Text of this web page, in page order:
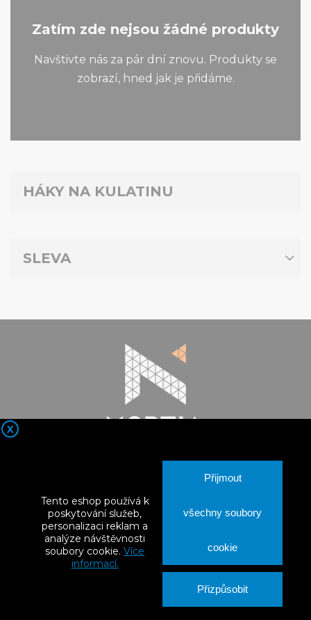
X
Tento eshop používá k
poskytování služeb,
personalizaci reklam a
analýze návštěvnosti
soubory cookie. Více
informací.
Přijmout
všechny soubory
cookie
Přizpůsobit
HÁKY NA KULATINU
SLEVA
Zatím zde nejsou žádné produkty
Navštivte nás za pár dní znovu. Produkty se
zobrazí, hned jak je přidáme.
Vše o nákupu
Váš účet